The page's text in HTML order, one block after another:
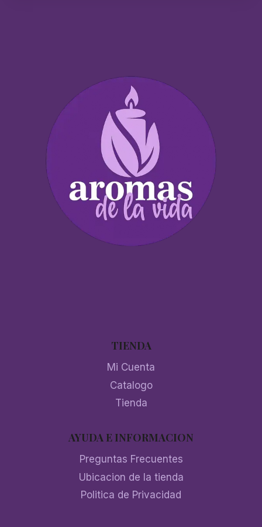
TIENDA
Mi Cuenta
Catalogo
Tienda
AYUDA E INFORMACION
Preguntas Frecuentes
Ubicacion de la tienda
Politica de Privacidad